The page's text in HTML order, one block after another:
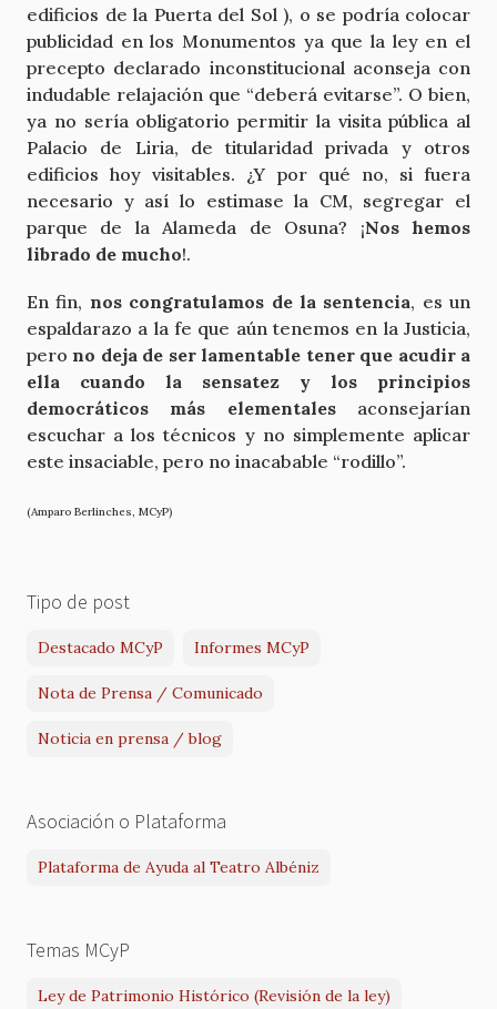
edificios de la Puerta del Sol ), o se podría colocar
publicidad en los Monumentos ya que la ley en el
precepto declarado inconstitucional aconseja con
indudable relajación que “deberá evitarse”. O bien,
ya no sería obligatorio permitir la visita pública al
Palacio de Liria, de titularidad privada y otros
edificios hoy visitables. ¿Y por qué no, si fuera
necesario y así lo estimase la CM, segregar el
parque de la Alameda de Osuna? ¡Nos hemos
librado de mucho!.
En fin, nos congratulamos de la sentencia, es un
espaldarazo a la fe que aún tenemos en la Justicia,
pero no deja de ser lamentable tener que acudir a
ella cuando la sensatez y los principios
democráticos más elementalesaconsejarían
escuchar a los técnicos y no simplemente aplicar
este insaciable, pero no inacabable “rodillo”.
(Amparo Berlinches, MCyP)
Tipo de post
Destacado MCyP Informes MCyP
Nota de Prensa / Comunicado
Noticia en prensa / blog
Asociación o Plataforma
Plataforma de Ayuda al Teatro Albéniz
Temas MCyP
Ley de Patrimonio Histórico (Revisión de la ley)